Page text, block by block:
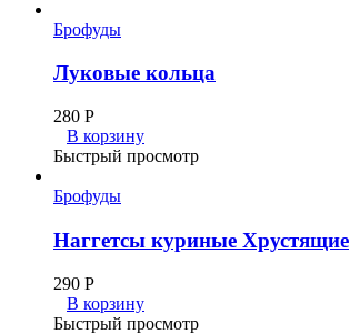
Брофуды
Луковые кольца
280 Р
В корзину
Быстрый просмотр
Брофуды
Наггетсы куриные Хрустящие
290 Р
В корзину
Быстрый просмотр